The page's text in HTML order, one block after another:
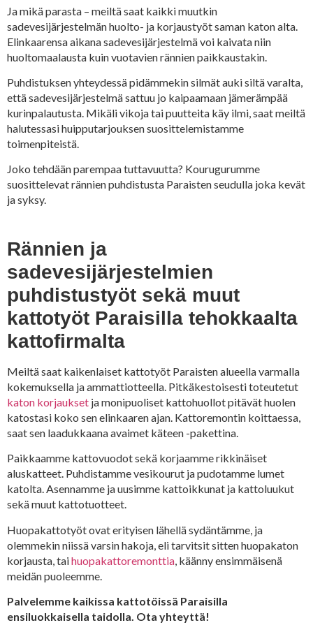
Ja mikä parasta – meiltä saat kaikki muutkin
sadevesijärjestelmän huolto- ja korjaustyöt saman katon alta.
Elinkaarensa aikana sadevesijärjestelmä voi kaivata niin
huoltomaalausta kuin vuotavien rännien paikkaustakin.
Puhdistuksen yhteydessä pidämmekin silmät auki siltä varalta,
että sadevesijärjestelmä sattuu jo kaipaamaan jämerämpää
kurinpalautusta. Mikäli vikoja tai puutteita käy ilmi, saat meiltä
halutessasi huipputarjouksen suosittelemistamme
toimenpiteistä.
Joko tehdään parempaa tuttavuutta? Kourugurumme
suosittelevat rännien puhdistusta Paraisten seudulla joka kevät
ja syksy.
Rännien ja
sadevesijärjestelmien
puhdistustyöt sekä muut
kattotyöt Paraisilla tehokkaalta
kattofirmalta
Meiltä saat kaikenlaiset kattotyöt Paraisten alueella varmalla
kokemuksella ja ammattiotteella. Pitkäkestoisesti toteutetut
katon korjaukset ja monipuoliset kattohuollot pitävät huolen
katostasi koko sen elinkaaren ajan. Kattoremontin koittaessa,
saat sen laadukkaana avaimet käteen -pakettina.
Paikkaamme kattovuodot sekä korjaamme rikkinäiset
aluskatteet. Puhdistamme vesikourut ja pudotamme lumet
katolta. Asennamme ja uusimme kattoikkunat ja kattoluukut
sekä muut kattotuotteet.
Huopakattotyöt ovat erityisen lähellä sydäntämme, ja
olemmekin niissä varsin hakoja, eli tarvitsit sitten huopakaton
korjausta, taihuopakattoremonttia , käänny ensimmäisenä
meidän puoleemme.
Palvelemme kaikissa kattotöissä Paraisilla
ensiluokkaisella taidolla. Ota yhteyttä!